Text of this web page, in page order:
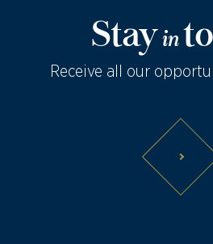
Stayin
Receive all our